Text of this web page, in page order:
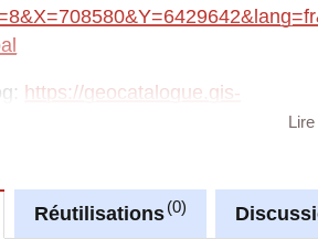
https://geocatalogue.gis-
srv/eng/catalog.search#/
wss/service/
Réutilisations 0